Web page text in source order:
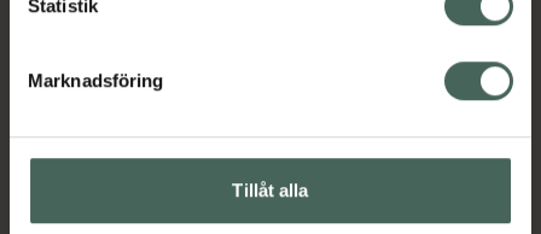
Statistik
Marknadsföring
Tillåt alla
hjälpa just dig att må lite bättre. Välkommen att prata